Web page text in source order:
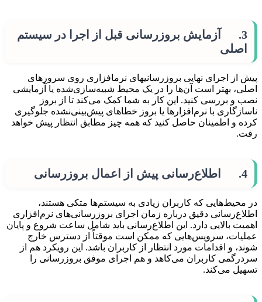
3. آزمایش بروزرسانی قبل از اجرا در سیستم
اصلی
پیش از اجرای نهایی بروزرسانی­های نرم­افزاری روی سرورهای
اصلی، بهتر است آن‌ها را در یک محیط شبیه‌سازی‌شده یا آزمایشی
نصب و بررسی کنید. این کار به شما کمک می‌کند تا از بروز
ناسازگاری با نرم‌افزارها یا بروز خطاهای پیش‌بینی‌نشده جلوگیری
کرده و اطمینان حاصل کنید که همه چیز مطابق انتظار پیش خواهد
رفت.
4. اطلاع‌رسانی پیش از اعمال بروزرسانی
در محیط‌هایی که کاربران زیادی به سیستم‌ها متکی هستند،
اطلاع‌رسانی دقیق درباره زمان اجرای بروزرسانی‌های نرم‌افزاری
اهمیت بالایی دارد. این اطلاع‌رسانی باید شامل ساعت شروع و پایان
عملیات، سرویس‌هایی که ممکن است موقتاً از دسترس خارج
شوند، و اقدامات مورد انتظار از کاربران باشد. این رویکرد هم از
سردرگمی کاربران می‌کاهد و هم اجرای موفق بروزرسانی را
تسهیل می‌کند.